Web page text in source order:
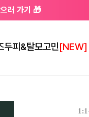
러 가기 🎁
두피&탈모고민[NEW]